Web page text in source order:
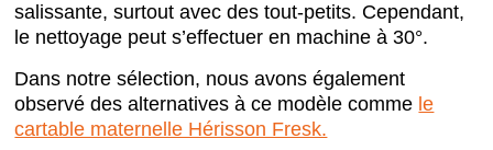
salissante, surtout avec des tout-petits. Cependant,
le nettoyage peut s’effectuer en machine à 30°.
Dans notre sélection, nous avons également
observé des alternatives à ce modèle comme le
cartable maternelle Hérisson Fresk.